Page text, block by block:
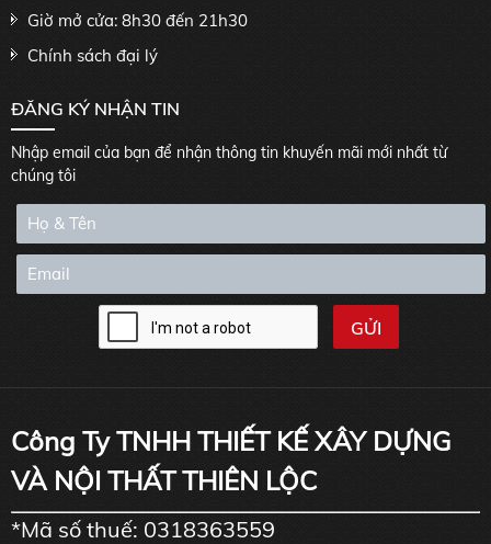
Giờ mở cửa: 8h30 đến 21h30
Chính sách đại lý
ĐĂNG KÝ NHẬN TIN
Nhập email của bạn để nhận thông tin khuyến mãi mới nhất từ
chúng tôi
Công Ty TNHH THIẾT KẾ XÂY DỰNG
VÀ NỘI THẤT THIÊN LỘC
*Mã số thuế: 0318363559